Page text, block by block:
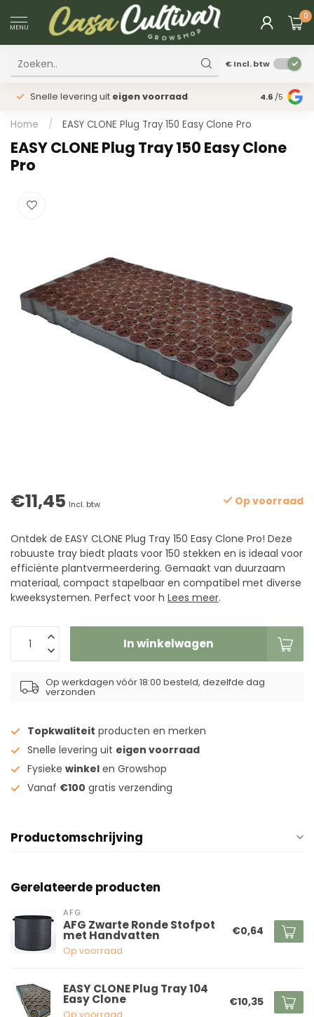
MENU
0
€Incl. btw
Snelle levering uit eigen voorraad Fysieke
4.6 /5
Home / EASY CLONE Plug Tray 150 Easy Clone Pro
EASY CLONE Plug Tray 150 Easy Clone
Pro
€11,45 Incl. btw Op voorraad
Ontdek de EASY CLONE Plug Tray 150 Easy Clone Pro! Deze
robuuste tray biedt plaats voor 150 stekken en is ideaal voor
efficiënte plantvermeerdering. Gemaakt van duurzaam
materiaal, compact stapelbaar en compatibel met diverse
kweeksystemen. Perfect voor h Lees meer.
In winkelwagen
Op werkdagen vóór 18:00 besteld, dezelfde dag
verzonden
Topkwaliteit producten en merken
Snelle levering uit eigen voorraad
Fysieke winkel en Growshop
Vanaf €100 gratis verzending
Productomschrijving
Gerelateerde producten
AFG
AFG Zwarte Ronde Stofpot
met Handvatten
Op voorraad
€0,64
EASY CLONE Plug Tray 104
Easy Clone
Op voorraad
€10,35